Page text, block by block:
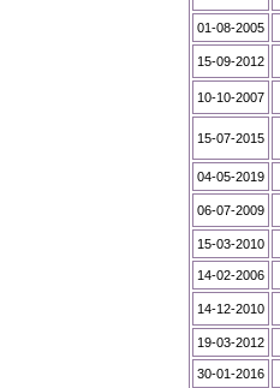
01-08-2005
15-09-2012
10-10-2007
15-07-2015
04-05-2019
06-07-2009
15-03-2010
14-02-2006
14-12-2010
19-03-2012
30-01-2016